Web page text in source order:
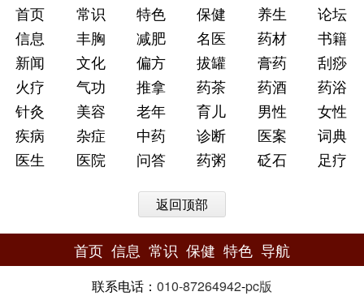
首页 常识 特色 保健 养生
论坛
信息
丰胸 减肥 名医 药材
书籍
新闻
文化 偏方 拔罐 膏药
刮痧
火疗
气功 推拿 药茶 药酒
药浴
针灸
美容 老年 育儿 男性
女性
疾病
杂症 中药 诊断 医案
词典
医生
医院 问答 药粥 砭石 足疗
返回顶部
首页 信息 常识 保健 特色 导航
联系电话： 010-87264942-pc版